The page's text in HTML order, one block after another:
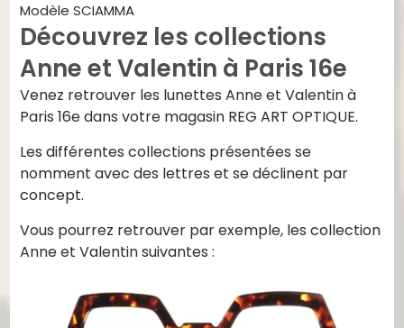
Modèle SCIAMMA
Découvrez les collections
Anne et Valentin à Paris 16e
Venez retrouver les lunettes Anne et Valentin à
Paris 16e dans votre magasin REG ART OPTIQUE.
Les différentes collections présentées se
nomment avec des lettres et se déclinent par
concept.
Vous pourrez retrouver par exemple, les collection
Anne et Valentin suivantes :